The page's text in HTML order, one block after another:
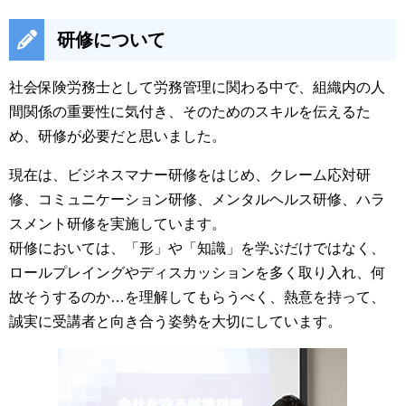
研修について
社会保険労務士として労務管理に関わる中で、組織内の人
間関係の重要性に気付き、そのためのスキルを伝えるた
め、研修が必要だと思いました。
現在は、ビジネスマナー研修をはじめ、クレーム応対研
修、コミュニケーション研修、メンタルヘルス研修、ハラ
スメント研修を実施しています。
研修においては、「形」や「知識」を学ぶだけではなく、
ロールプレイングやディスカッションを多く取り入れ、何
故そうするのか…を理解してもらうべく、熱意を持って、
誠実に受講者と向き合う姿勢を大切にしています。